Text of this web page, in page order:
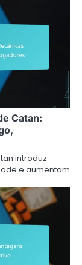
Catan:
introduz
e aumentam